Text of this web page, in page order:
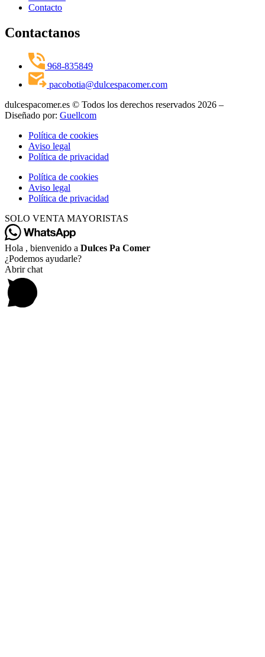
Contacto
Contactanos
968-835849
pacobotia@dulcespacomer.com
dulcespacomer.es © Todos los derechos reservados 2026 –
Diseñado por: Guellcom
Política de cookies
Aviso legal
Política de privacidad
Política de cookies
Aviso legal
Política de privacidad
SOLO VENTA MAYORISTAS
Hola , bienvenido a Dulces Pa Comer
¿Podemos ayudarle?
Abrir chat